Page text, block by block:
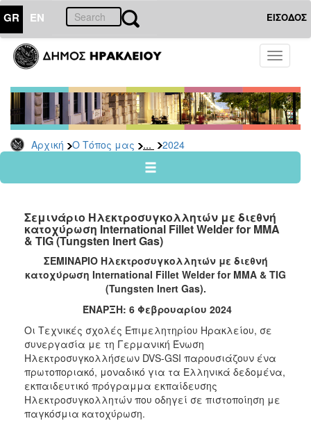
GR EN ΕΙΣΟΔΟΣ
Toggle
Αρχική Ο Τόπος μας ... 2024
ΤΟΠΟΣ
ΜΑΣ
Ανακοινώσεις
Αρχείο
2026
2024
2022
2021
2020
2017
2016
2015
2012
2011
Σεμινάριο Ηλεκτροσυγκολλητών με διεθνή
κατοχύρωση International Fillet Welder for MMA
& TIG (Tungsten Inert Gas)
ΣΕΜΙΝΑΡΙΟ Ηλεκτροσυγκολλητών με διεθνή
κατοχύρωση International Fillet Welder for MMA & TIG
(Tungsten Inert Gas).
ΈΝΑΡΞΗ: 6 Φεβρουαρίου 2024
Οι Τεχνικές σχολές Επιμελητηρίου Ηρακλείου, σε
συνεργασία με τη Γερμανική Ένωση
Ηλεκτροσυγκολλήσεων DVS-GSI παρουσιάζουν ένα
πρωτοποριακό, μοναδικό για τα Ελληνικά δεδομένα,
εκπαιδευτικό πρόγραμμα εκπαίδευσης
Ηλεκτροσυγκολλητών που οδηγεί σε πιστοποίηση με
παγκόσμια κατοχύρωση.